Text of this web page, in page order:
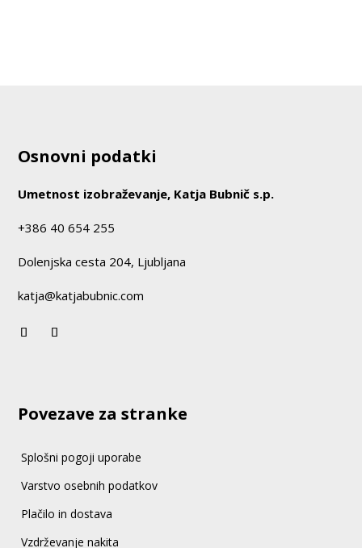
Osnovni podatki
Umetnost izobraževanje, Katja Bubnič s.p.
+386 40 654 255
Dolenjska cesta 204, Ljubljana
katja@katjabubnic.com
Povezave za stranke
Splošni pogoji uporabe
Varstvo osebnih podatkov
Plačilo in dostava
Vzdrževanje nakita